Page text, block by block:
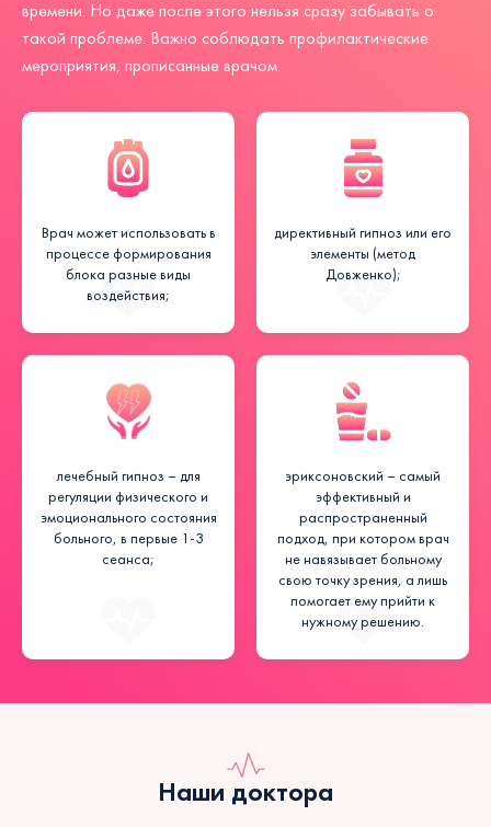
времени. Но даже после этого нельзя сразу забывать о
такой проблеме. Важно соблюдать профилактические
мероприятия, прописанные врачом.
Врач может использовать в
процессе формирования
блока разные виды
воздействия;
директивный гипноз или его
элементы (метод
Довженко);
лечебный гипноз – для
регуляции физического и
эмоционального состояния
больного, в первые 1-3
сеанса;
эриксоновский – самый
эффективный и
распространенный
подход, при котором врач
не навязывает больному
свою точку зрения, а лишь
помогает ему прийти к
нужному решению.
Наши доктора